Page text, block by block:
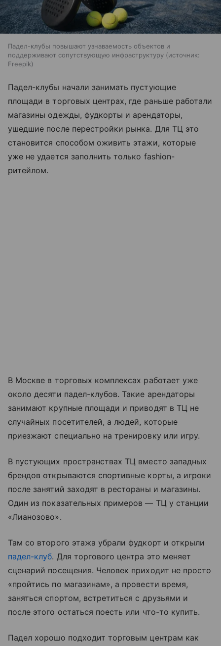
Падел-клубы повышают узнаваемость объектов и
поддерживают сопутствующую инфраструктуру
источник:
Freepik
Падел-клубы начали занимать пустующие
площади в торговых центрах, где раньше работали
магазины одежды, фудкорты и арендаторы,
ушедшие после перестройки рынка. Для ТЦ это
становится способом оживить этажи, которые
уже не удается заполнить только fashion-
ритейлом.
В Москве в торговых комплексах работает уже
около десяти падел-клубов. Такие арендаторы
занимают крупные площади и приводят в ТЦ не
случайных посетителей, а людей, которые
приезжают специально на тренировку или игру.
В пустующих пространствах ТЦ вместо западных
брендов открываются спортивные корты, а игроки
после занятий заходят в рестораны и магазины.
Один из показательных примеров — ТЦ у станции
«Лианозово».
Там со второго этажа убрали фудкорт и открыли
падел-клуб. Для торгового центра это меняет
сценарий посещения. Человек приходит не просто
«пройтись по магазинам», а провести время,
заняться спортом, встретиться с друзьями и
после этого остаться поесть или что-то купить.
Падел хорошо подходит торговым центрам как